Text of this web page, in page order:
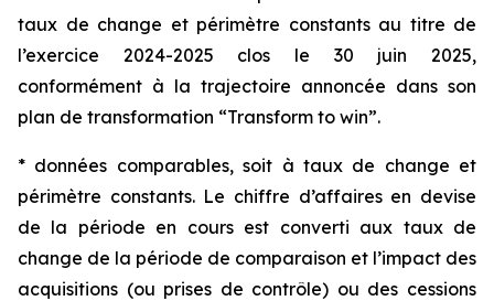
taux de change et périmètre constants au titre de
l’exercice 2024-2025 clos le 30 juin 2025,
conformément à la trajectoire annoncée dans son
plan de transformation “Transform to win”.
* données comparables, soit à taux de change et
périmètre constants. Le chiffre d’affaires en devise
de la période en cours est converti aux taux de
change de la période de comparaison et l’impact des
acquisitions (ou prises de contrôle) ou des cessions